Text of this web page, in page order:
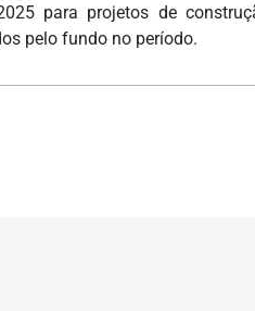
para projetos de
pelo fundo no período.